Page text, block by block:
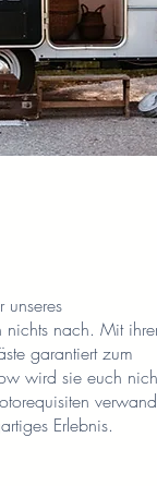
unseres
nichts nach. Mit
garantiert zum
wird sie euch
Erlebnis.